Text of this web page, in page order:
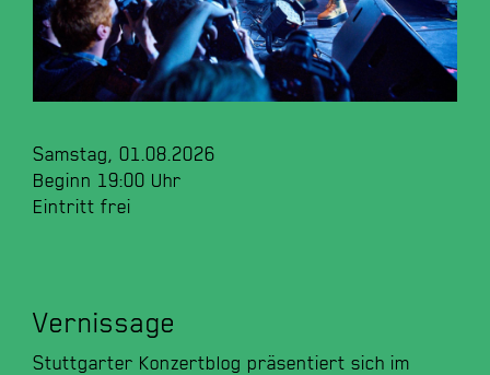
Samstag, 01.08.2026
Beginn 19:00 Uhr
Eintritt frei
Vernissage
Stuttgarter Konzertblog präsentiert sich im